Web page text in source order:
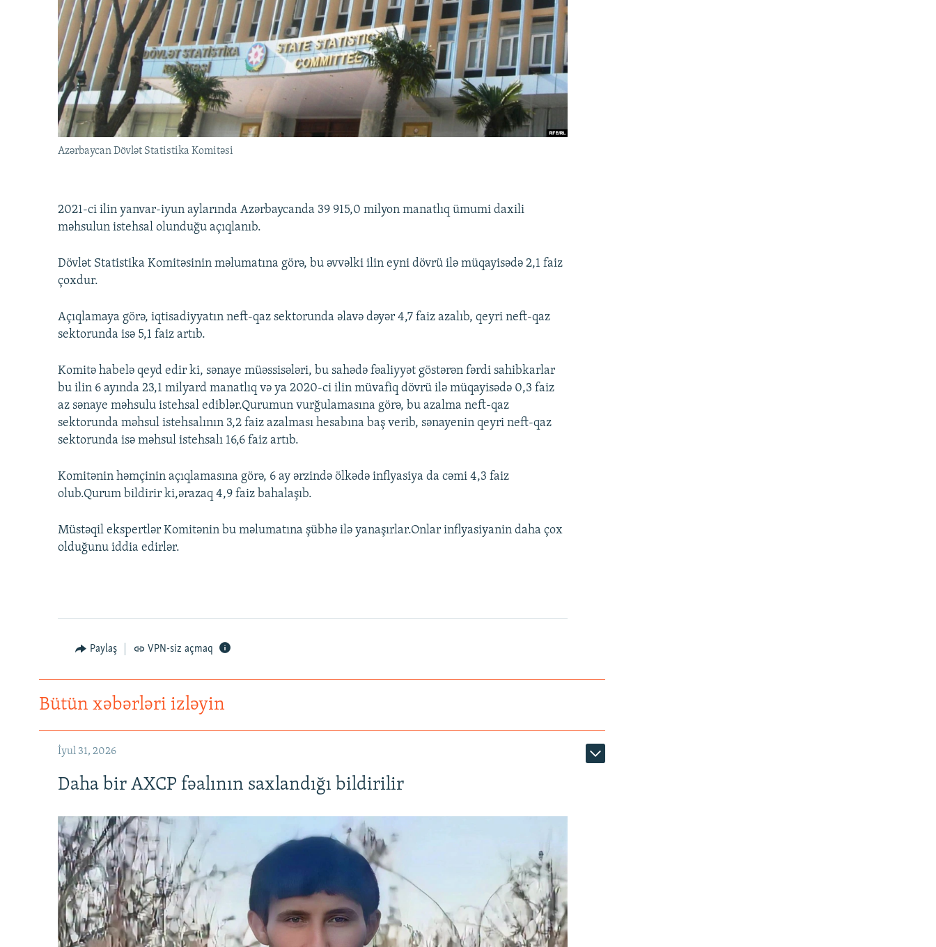
KARIKATURA
İSLAM VƏ DEMOKRATIYA
İZ - MƏDƏNIYYƏT PROQRAMI
PEŞƏ ETIKASI VƏ JURNALISTIKA
STANDARTLARIMIZ
MATERIALLARIMIZDAN ISTIFADƏ
AZADLIQRADIOSU MOBIL TELEFONUNUZDA
BIZIMLƏ ƏLAQƏ
Azərbaycan Dövlət Statistika Komitəsi
2021-ci ilin yanvar-iyun aylarında Azərbaycanda 39 915,0 milyon manatlıq ümumi daxili
məhsulun istehsal olunduğu açıqlanıb.
Dövlət Statistika Komitəsinin məlumatına görə, bu əvvəlki ilin eyni dövrü ilə müqayisədə 2,1 faiz
çoxdur.
Açıqlamaya görə, iqtisadiyyatın neft-qaz sektorunda əlavə dəyər 4,7 faiz azalıb, qeyri neft-qaz
sektorunda isə 5,1 faiz artıb.
Komitə habelə qeyd edir ki, sənaye müəssisələri, bu sahədə fəaliyyət göstərən fərdi sahibkarlar
bu ilin 6 ayında 23,1 milyard manatlıq və ya 2020-ci ilin müvafiq dövrü ilə müqayisədə 0,3 faiz
az sənaye məhsulu istehsal ediblər.Qurumun vurğulamasına görə, bu azalma neft-qaz
sektorunda məhsul istehsalının 3,2 faiz azalması hesabına baş verib, sənayenin qeyri neft-qaz
sektorunda isə məhsul istehsalı 16,6 faiz artıb.
Komitənin həmçinin açıqlamasına görə, 6 ay ərzində ölkədə inflyasiya da cəmi 4,3 faiz
olub.Qurum bildirir ki,ərazaq 4,9 faiz bahalaşıb.
Müstəqil ekspertlər Komitənin bu məlumatına şübhə ilə yanaşırlar.Onlar inflyasiyanin daha çox
olduğunu iddia edirlər.
Paylaş VPN-siz açmaq
Bütün xəbərləri izləyin
İyul 31, 2026
Daha bir AXCP fəalının saxlandığı bildirilir